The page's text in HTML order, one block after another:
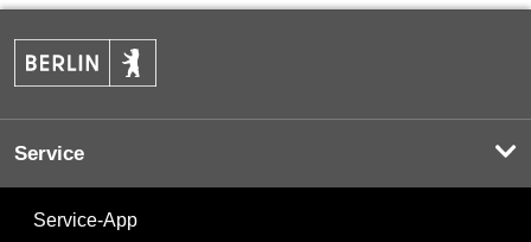
Service
Service-App